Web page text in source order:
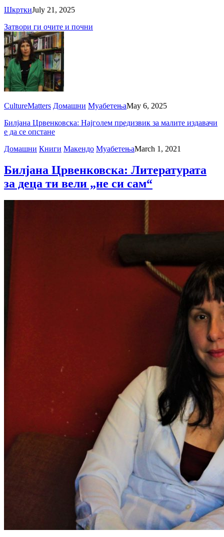
ШкрткиJuly 21, 2025
Затвори ги очите и почни
CultureMatters Домашни МуабетењаMay 6, 2025
Билјана Црвенковска: Најголем предизвик за малите издавачи
е да се опстане
Домашни Книги Макендо МуабетењаMarch 1, 2021
Билјана Црвенковска: Литературата
за деца ти вели „не си сам“